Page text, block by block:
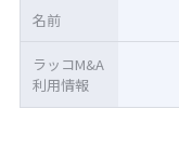
名前
ラッコM&A
利用情報